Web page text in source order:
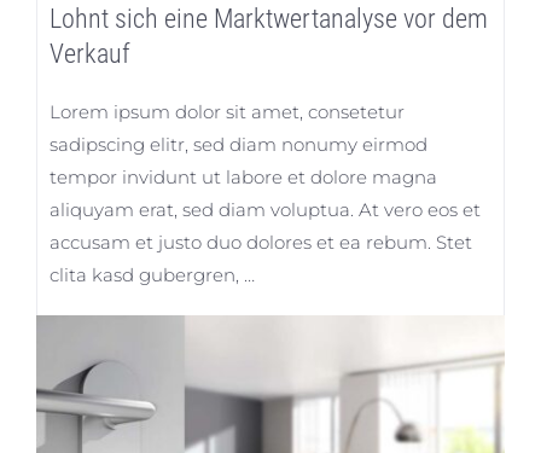
Lohnt sich eine Marktwertanalyse vor dem
Verkauf
Lorem ipsum dolor sit amet, consetetur
sadipscing elitr, sed diam nonumy eirmod
tempor invidunt ut labore et dolore magna
aliquyam erat, sed diam voluptua. At vero eos et
accusam et justo duo dolores et ea rebum. Stet
clita kasd gubergren, …